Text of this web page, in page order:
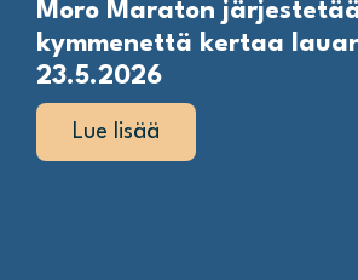
Moro Maraton
kymmenettä kertaa
23.5.2026
Lue lisää